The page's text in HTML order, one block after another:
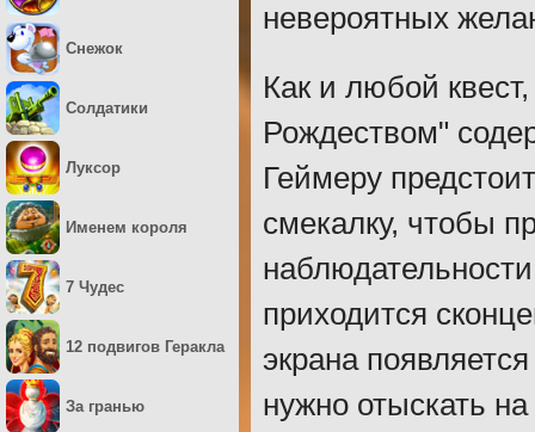
невероятных
Как и любой
Рождеством"
Геймеру
смекалку, чтобы
приходится
экрана
нужно отыскать
Снежок
Солдатики
Луксор
Именем короля
7 Чудес
12 подвигов Геракла
За гранью